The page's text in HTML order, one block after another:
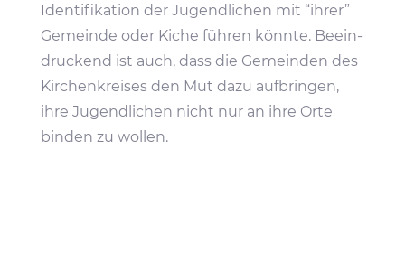
Iden­ti­fi­ka­tion der Jugend­li­chen mit “ihrer”
Gemeinde oder Kiche führen könnte. Beein­
dru­ckend ist auch, dass die Gemeinden des
Kirchen­kreises den Mut dazu aufbringen,
ihre Jugend­li­chen nicht nur an ihre Orte
binden zu wollen.